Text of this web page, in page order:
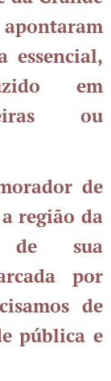
essencial,
em
ou
de
região da
de sua
por
de
pública e